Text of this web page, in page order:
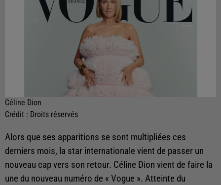
Céline Dion
Crédit : Droits réservés
Alors que ses apparitions se sont multipliées ces
derniers mois, la star internationale vient de passer un
nouveau cap vers son retour. Céline Dion vient de faire la
une du nouveau numéro de « Vogue ». Atteinte du